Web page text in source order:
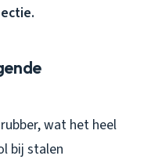
wat het heel
bij stalen